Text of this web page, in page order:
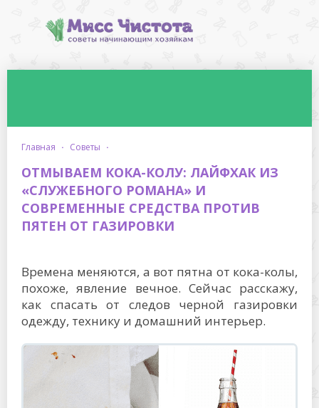
главная · советы ·
ОТМЫВАЕМ КОКА-КОЛУ: ЛАЙФХАК ИЗ
«СЛУЖЕБНОГО РОМАНА» И
СОВРЕМЕННЫЕ СРЕДСТВА ПРОТИВ
ПЯТЕН ОТ ГАЗИРОВКИ
Времена меняются, а вот пятна от кока-колы,
похоже, явление вечное. Сейчас расскажу,
как спасать от следов черной газировки
одежду, технику и домашний интерьер.